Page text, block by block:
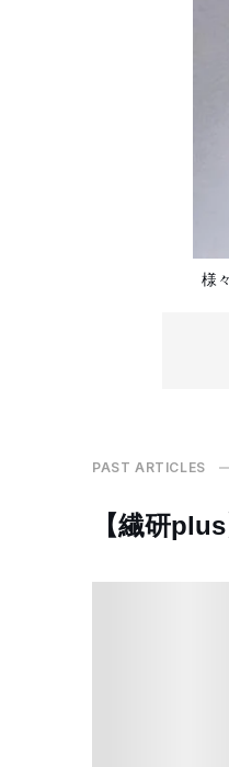
様
PAST ARTICLES
【繊研